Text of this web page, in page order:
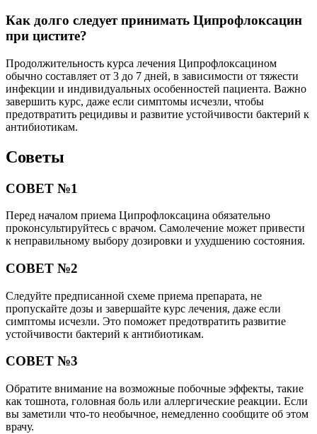
Как долго следует принимать Ципрофлоксацин
при цистите?
Продолжительность курса лечения Ципрофлоксацином
обычно составляет от 3 до 7 дней, в зависимости от тяжести
инфекции и индивидуальных особенностей пациента. Важно
завершить курс, даже если симптомы исчезли, чтобы
предотвратить рецидивы и развитие устойчивости бактерий к
антибиотикам.
Советы
СОВЕТ №1
Перед началом приема Ципрофлоксацина обязательно
проконсультируйтесь с врачом. Самолечение может привести
к неправильному выбору дозировки и ухудшению состояния.
СОВЕТ №2
Следуйте предписанной схеме приема препарата, не
пропускайте дозы и завершайте курс лечения, даже если
симптомы исчезли. Это поможет предотвратить развитие
устойчивости бактерий к антибиотикам.
СОВЕТ №3
Обратите внимание на возможные побочные эффекты, такие
как тошнота, головная боль или аллергические реакции. Если
вы заметили что-то необычное, немедленно сообщите об этом
врачу.